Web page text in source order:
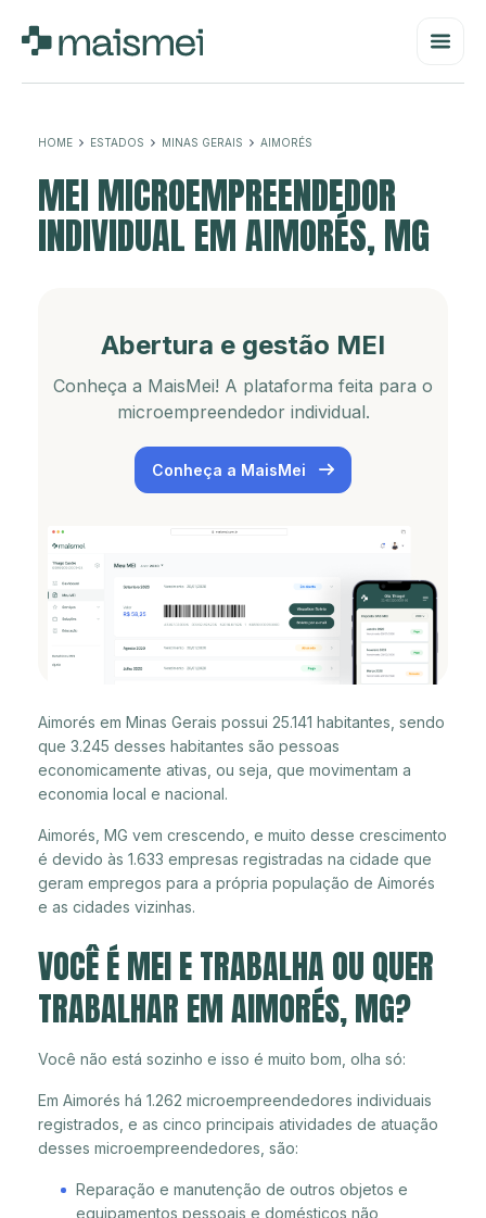
HOME ESTADOS MINAS GERAIS AIMORÉS
MEI MICROEMPREENDEDOR
INDIVIDUAL EM AIMORÉS, MG
Abertura e gestão MEI
Conheça a MaisMei! A plataforma feita para o
microempreendedor individual.
Conheça a MaisMei
Aimorés em Minas Gerais possui 25.141 habitantes, sendo
que 3.245 desses habitantes são pessoas
economicamente ativas, ou seja, que movimentam a
economia local e nacional.
Aimorés, MG vem crescendo, e muito desse crescimento
é devido às 1.633 empresas registradas na cidade que
geram empregos para a própria população de Aimorés
e as cidades vizinhas.
VOCÊ É MEI E TRABALHA OU QUER
TRABALHAR EM AIMORÉS, MG?
Você não está sozinho e isso é muito bom, olha só:
Em Aimorés há 1.262 microempreendedores individuais
registrados, e as cinco principais atividades de atuação
desses microempreendedores, são:
Reparação e manutenção de outros objetos e
equipamentos pessoais e domésticos não